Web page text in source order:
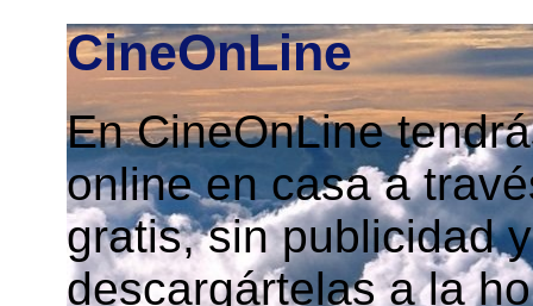
CineOnLine
En CineOnLine
online en casa a
gratis, sin publicidad
descargártelas a la